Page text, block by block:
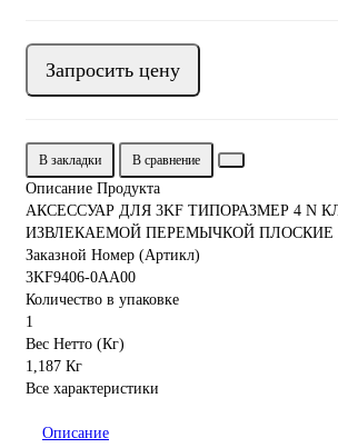
Запросить цену
В закладки В сравнение
Описание Продукта
АКСЕССУАР ДЛЯ 3KF ТИПОРАЗМЕР 4 N
ИЗВЛЕКАЕМОЙ ПЕРЕМЫЧКОЙ
Заказной Номер (Артикл)
3KF9406-0AA00
Количество в упаковке
1
Вес Нетто (Кг)
1,187 Кг
Все характеристики
Описание